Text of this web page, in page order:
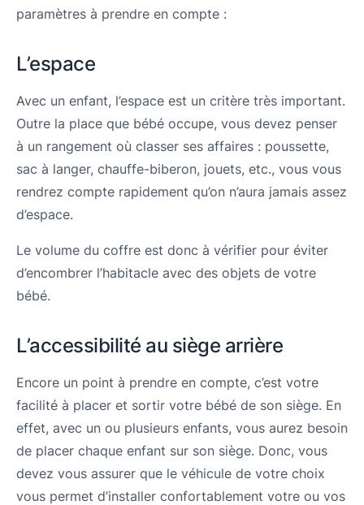
paramètres à prendre en compte :
L’espace
Avec un enfant, l’espace est un critère très important.
Outre la place que bébé occupe, vous devez penser
à un rangement où classer ses affaires : poussette,
sac à langer, chauffe-biberon, jouets, etc., vous vous
rendrez compte rapidement qu’on n’aura jamais assez
d’espace.
Le volume du coffre est donc à vérifier pour éviter
d’encombrer l’habitacle avec des objets de votre
bébé.
L’accessibilité au siège arrière
Encore un point à prendre en compte, c’est votre
facilité à placer et sortir votre bébé de son siège. En
effet, avec un ou plusieurs enfants, vous aurez besoin
de placer chaque enfant sur son siège. Donc, vous
devez vous assurer que le véhicule de votre choix
vous permet d’installer confortablement votre ou vos